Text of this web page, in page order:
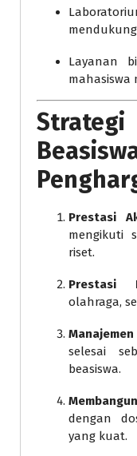
Layanan
mahasiswa
Prestasi
mengikuti
riset.
Prestasi
olahraga,
selesai
beasiswa.
dengan
yang kuat.